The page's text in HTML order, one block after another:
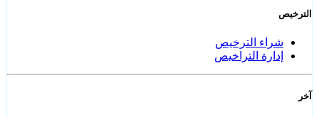
الترخيص
شراء الترخيص
إدارة التراخيص
آخر